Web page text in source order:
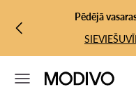
PĀRIET UZ GALVENO
PĀRIET UZ MEKLĒŠANU
Pēdējā
SIEVIEŠU